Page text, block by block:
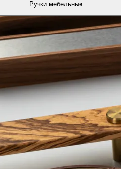
Ручки мебельные